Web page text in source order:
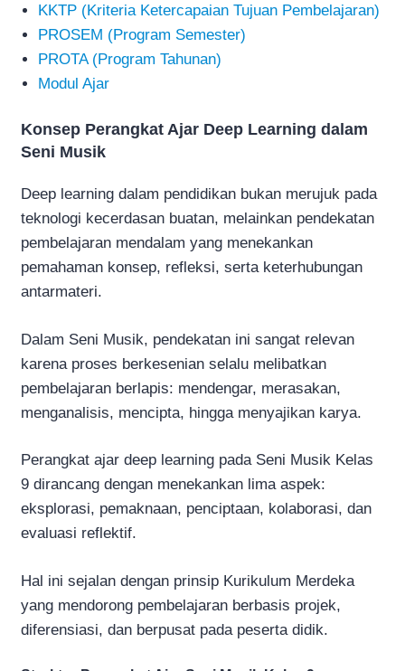
KKTP (Kriteria Ketercapaian Tujuan Pembelajaran)
PROSEM (Program Semester)
PROTA (Program Tahunan)
Modul Ajar
Konsep Perangkat Ajar Deep Learning dalam
Seni Musik
Deep learning dalam pendidikan bukan merujuk pada
teknologi kecerdasan buatan, melainkan pendekatan
pembelajaran mendalam yang menekankan
pemahaman konsep, refleksi, serta keterhubungan
antarmateri.
Dalam Seni Musik, pendekatan ini sangat relevan
karena proses berkesenian selalu melibatkan
pembelajaran berlapis: mendengar, merasakan,
menganalisis, mencipta, hingga menyajikan karya.
Perangkat ajar deep learning pada Seni Musik Kelas
9 dirancang dengan menekankan lima aspek:
eksplorasi, pemaknaan, penciptaan, kolaborasi, dan
evaluasi reflektif.
Hal ini sejalan dengan prinsip Kurikulum Merdeka
yang mendorong pembelajaran berbasis projek,
diferensiasi, dan berpusat pada peserta didik.